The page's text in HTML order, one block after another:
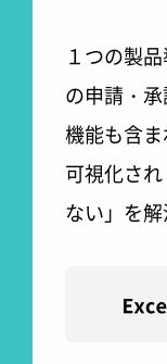
１つの製
の申請・承
機能も含
可視化さ
ない」を解